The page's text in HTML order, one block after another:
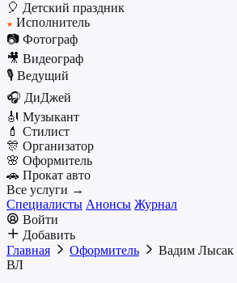
🎈 Детский праздник
★ Исполнитель
📷 Фотограф
🎥 Видеограф
🎙️ Ведущий
🎧 ДиДжей
🎻 Музыкант
💄 Стилист
🎊 Организатор
🌸 Оформитель
🚗 Прокат авто
Все услуги →
Специалисты Анонсы Журнал
Войти
Добавить
Главная
Оформитель
Вадим Лысак
ВЛ